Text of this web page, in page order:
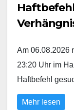
Am 06.08.2026
23:20 Uhr im
Haftbefehl
Mehr lesen